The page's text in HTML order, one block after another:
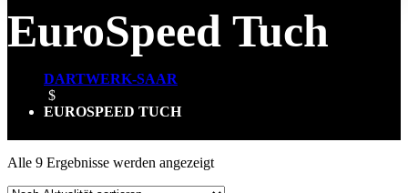
EuroSpeed Tuch
DARTWERK-SAAR
$
EUROSPEED TUCH
Alle 9 Ergebnisse werden angezeigtNach